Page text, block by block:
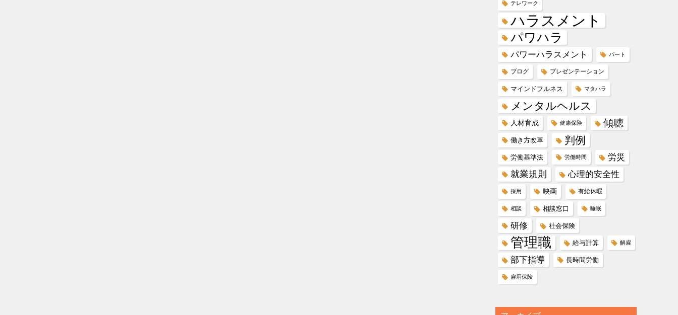
テレワーク
ハラスメント
パワハラ
パワーハラスメント パート
ブログ プレゼンテーション
マインドフルネス マタハラ
メンタルヘルス
人材育成 健康保険 傾聴
働き方改革 判例
労働基準法 労働時間 労災
就業規則 心理的安全性
採用 映画 有給休暇
相談 相談窓口 睡眠
研修 社会保険
管理職 給与計算 解雇
部下指導 長時間労働
雇用保険